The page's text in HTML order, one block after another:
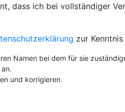
dass ich bei vollständiger
zur
Namen bei dem für sie
und korrigieren.